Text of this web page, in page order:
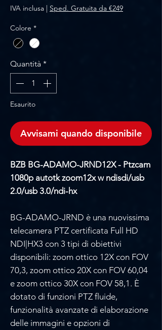
IVA inclusa | Sped. Gratuita da €249
Colore *
Quantità *
Esaurito
Avvisami quando disponibile
BZB BG-ADAMO-JRND12X - Ptzcam
1080p autotk zoom12x w ndisdi/usb
2.0/usb 3.0/ndi-hx
BG-ADAMO-JRND è una nuovissima
telecamera PTZ certificata Full HD
NDI|HX3 con 3 tipi di obiettivi
disponibili: zoom ottico 12X con FOV
70,3, zoom ottico 20X con FOV 60,04
e zoom ottico 30X con FOV 58,1. È
dotato di funzioni PTZ fluide,
funzionalità avanzate di elaborazione
delle immagini e opzioni di